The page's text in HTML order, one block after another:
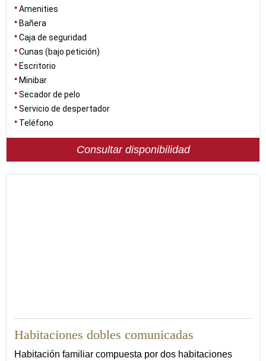
Amenities
Bañera
Caja de seguridad
Cunas (bajo petición)
Escritorio
Minibar
Secador de pelo
Servicio de despertador
Teléfono
Consultar disponibilidad
Habitaciones dobles comunicadas
Habitación familiar compuesta por dos habitaciones